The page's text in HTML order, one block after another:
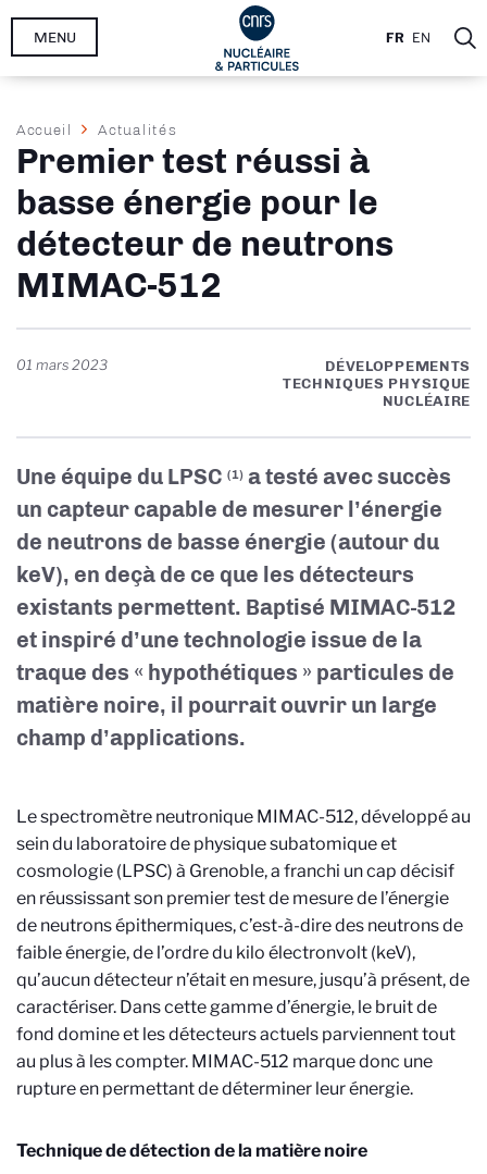
Aller
FR EN
MENU
Fil
d'Ariane
Accueil Actualités
Premier test réussi à
basse énergie pour le
détecteur de neutrons
MIMAC-512
01 mars 2023
DÉVELOPPEMENTS
TECHNIQUES PHYSIQUE
NUCLÉAIRE
Une équipe du LPSC (1) a testé avec succès
un capteur capable de mesurer l’énergie
de neutrons de basse énergie (autour du
keV), en deçà de ce que les détecteurs
existants permettent. Baptisé MIMAC-512
et inspiré d’une technologie issue de la
traque des « hypothétiques » particules de
matière noire, il pourrait ouvrir un large
champ d’applications.
Le spectromètre neutronique MIMAC-512, développé au
sein du laboratoire de physique subatomique et
cosmologie (LPSC) à Grenoble, a franchi un cap décisif
en réussissant son premier test de mesure de l’énergie
de neutrons épithermiques, c’est-à-dire des neutrons de
faible énergie, de l’ordre du kilo électronvolt (keV),
qu’aucun détecteur n’était en mesure, jusqu’à présent, de
caractériser. Dans cette gamme d’énergie, le bruit de
fond domine et les détecteurs actuels parviennent tout
au plus à les compter. MIMAC-512 marque donc une
rupture en permettant de déterminer leur énergie.
Technique de détection de la matière noire